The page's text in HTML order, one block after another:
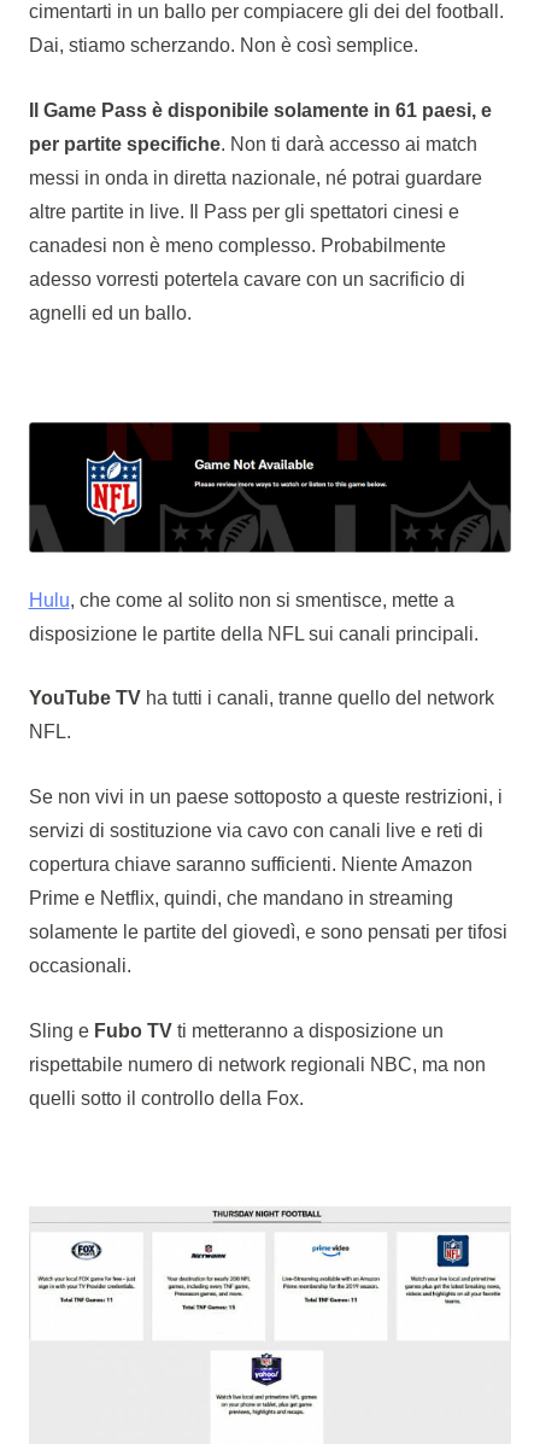
cimentarti in un ballo per compiacere gli dei del football.
Dai, stiamo scherzando. Non è così semplice.
Il Game Pass è disponibile solamente in 61 paesi, e
per partite specifiche. Non ti darà accesso ai match
messi in onda in diretta nazionale, né potrai guardare
altre partite in live. Il Pass per gli spettatori cinesi e
canadesi non è meno complesso. Probabilmente
adesso vorresti potertela cavare con un sacrificio di
agnelli ed un ballo.
Hulu, che come al solito non si smentisce, mette a
disposizione le partite della NFL sui canali principali.
YouTube TVha tutti i canali, tranne quello del network
NFL.
Se non vivi in un paese sottoposto a queste restrizioni, i
servizi di sostituzione via cavo con canali live e reti di
copertura chiave saranno sufficienti. Niente Amazon
Prime e Netflix, quindi, che mandano in streaming
solamente le partite del giovedì, e sono pensati per tifosi
occasionali.
Sling eFubo TVti metteranno a disposizione un
rispettabile numero di network regionali NBC, ma non
quelli sotto il controllo della Fox.